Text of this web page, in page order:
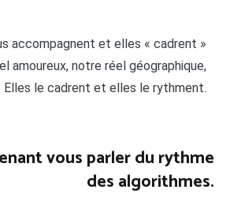
accompagnent et elles « cadrent »
amoureux, notre réel géographique,
le cadrent et elles le rythment.
vous parler du rythme
des algorithmes.